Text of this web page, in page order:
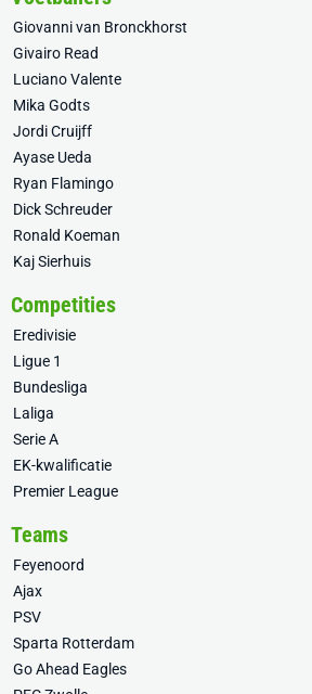
Giovanni van Bronckhorst
Givairo Read
Luciano Valente
Mika Godts
Jordi Cruijff
Ayase Ueda
Ryan Flamingo
Dick Schreuder
Ronald Koeman
Kaj Sierhuis
Competities
Eredivisie
Ligue 1
Bundesliga
Laliga
Serie A
EK-kwalificatie
Premier League
Teams
Feyenoord
Ajax
PSV
Sparta Rotterdam
Go Ahead Eagles